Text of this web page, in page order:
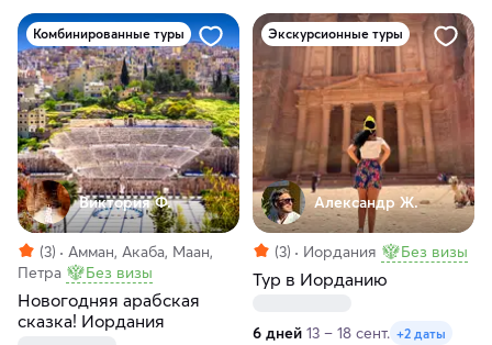
Комбинированные туры
Виктория Ф.
(3)
Амман, Акаба, Маан,
Петра
Без визы
Новогодняя арабская
сказка! Иордания
Экскурсионные туры
Александр Ж.
(3) Иордания Без визы
Тур в Иорданию
6 дней 13 – 18 сент. +2 даты